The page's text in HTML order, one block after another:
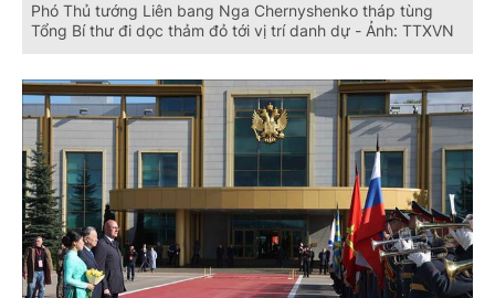
Phó Thủ tướng Liên bang Nga Chernyshenko tháp tùng
Tổng Bí thư đi dọc thảm đỏ tới vị trí danh dự - Ảnh: TTXVN